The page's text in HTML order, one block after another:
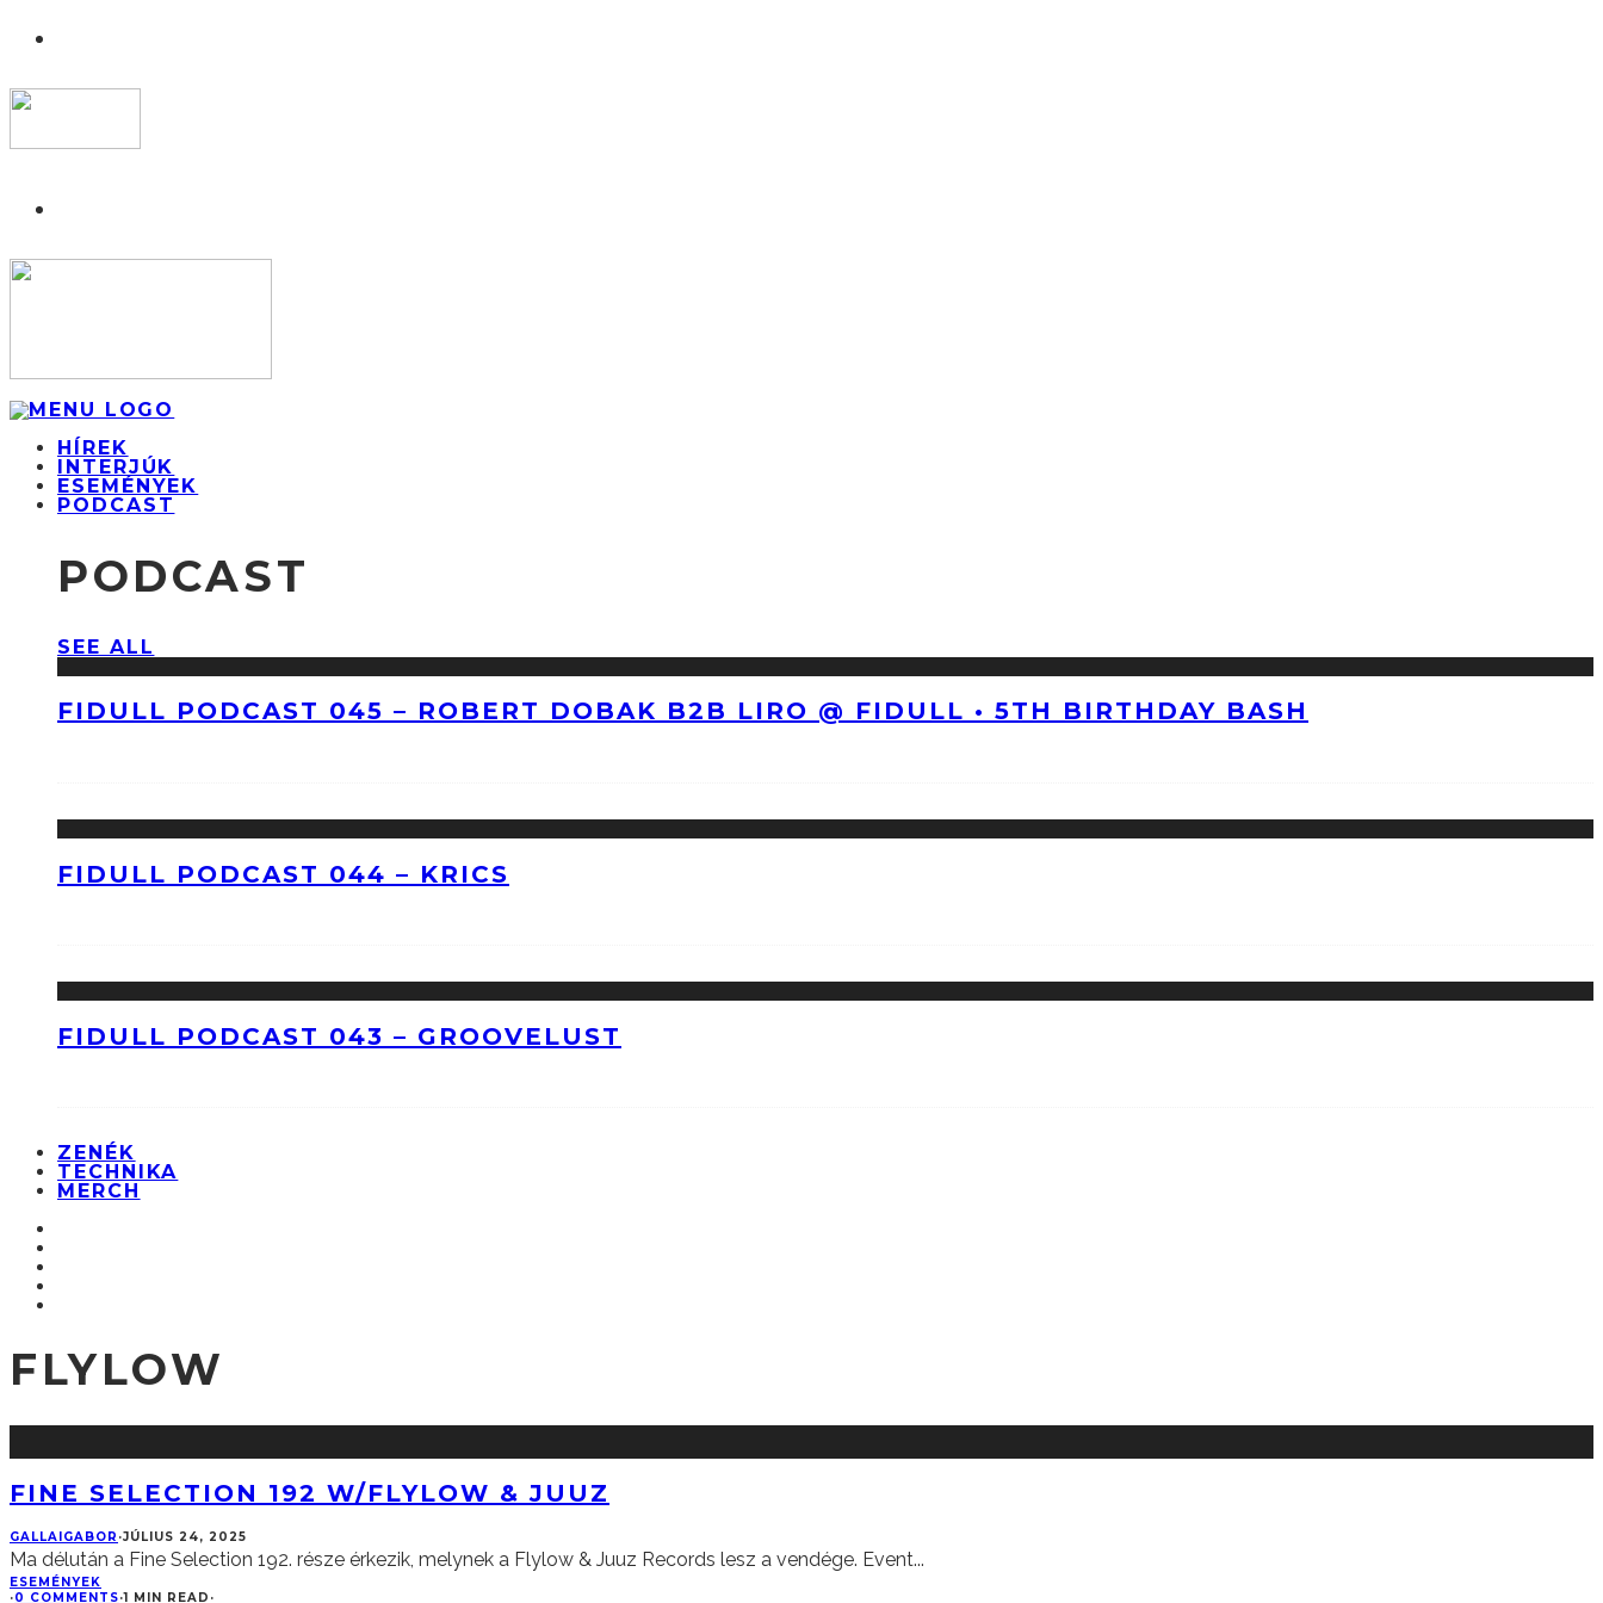
HÍREK
INTERJÚK
ESEMÉNYEK
PODCAST
PODCAST
SEE ALL
FIDULL PODCAST 045 – ROBERT DOBAK B2B LIRO @ FIDULL • 5TH BIRTHDAY BASH
FIDULL PODCAST 044 – KRICS
FIDULL PODCAST 043 – GROOVELUST
ZENÉK
TECHNIKA
MERCH
FLYLOW
FINE SELECTION 192 W/FLYLOW & JUUZ
GALLAIGABOR ·JÚLIUS 24, 2025
Ma délután a Fine Selection 192. része érkezik, melynek a Flylow & Juuz Records lesz a vendége. Event...
ESEMÉNYEK
·0 COMMENTS·1 MIN READ ·